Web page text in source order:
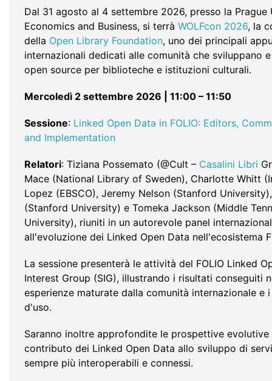
Dal 31 agosto al 4 settembre 2026, presso la
Economics and Business, si terrà WOLFcon 2026, la
della Open Library Foundation, uno dei principali
internazionali dedicati alle comunità che sviluppano
open source per biblioteche e istituzioni culturali.
Mercoledì 2 settembre 2026 | 11:00 – 11:50
Sessione: Linked Open Data in FOLIO: Editors,
and Implementation
Relatori: Tiziana Possemato (@Cult – Casalini Libri
Mace (National Library of Sweden), Charlotte Whitt
Lopez (EBSCO), Jeremy Nelson (Stanford
(Stanford University) e Tomeka Jackson (Middle
University), riuniti in un autorevole panel
all'evoluzione dei Linked Open Data nell'ecosistema
La sessione presenterà le attività del FOLIO Linked
Interest Group (SIG), illustrando i risultati conseguiti
esperienze maturate dalla comunità internazionale e
d'uso.
Saranno inoltre approfondite le prospettive
contributo dei Linked Open Data allo sviluppo di
sempre più interoperabili e connessi.